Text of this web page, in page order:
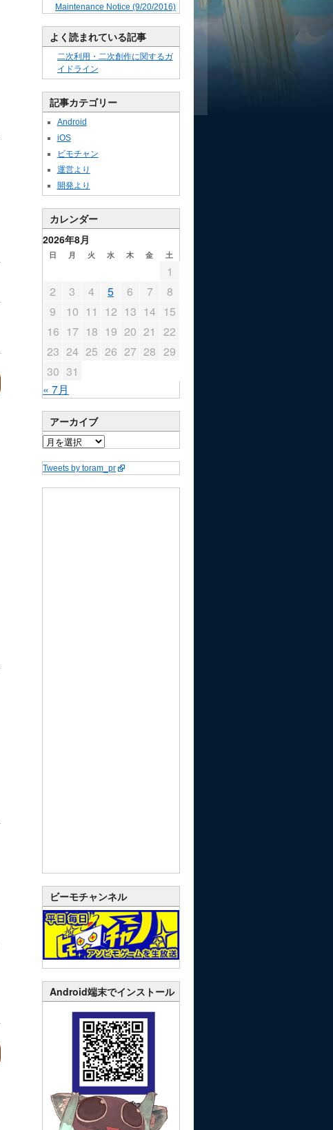
Maintenance Notice (9/20/2016)
よく読まれている記事
二次利用・二次創作に関するガ
イドライン
記事カテゴリー
Android
iOS
ビモチャン
運営より
開発より
カレンダー
2026年8月
日 月 火 水 木 金 土
« 7月
1
2
3 4 5 6 7
8
9
10 11 12 13 14 15
16 17 18 19 20 21
22
23 24 25 26 27 28 29
30 31
アーカイブ
Tweets by toram_pr
ビーモチャンネル
Android端末でインストール